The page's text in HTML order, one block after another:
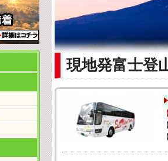
現地発富士登